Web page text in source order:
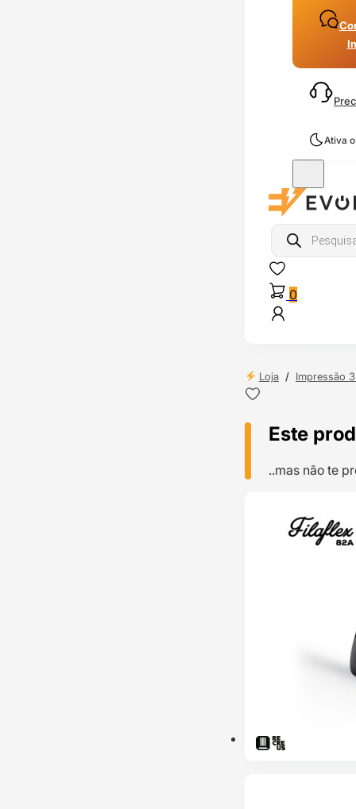
Ativa
Products
search
0
Loja / Impressão
Este
..mas não te